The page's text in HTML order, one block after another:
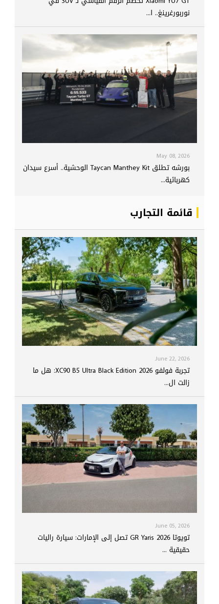
نوربورغرينغ.. ا...
May 08, 2026
بورشه تطلق Taycan Manthey Kit الوحشية.. أسرع سيدان
كهربائية...
قائمة التجارب
June 22, 2026
تجربة فولفو XC90 B5 Ultra Black Edition 2026: هل ما
زالت ال...
June 05, 2026
تويوتا GR Yaris 2026 تصل إلى الإمارات: سيارة راليات
حقيقية ...